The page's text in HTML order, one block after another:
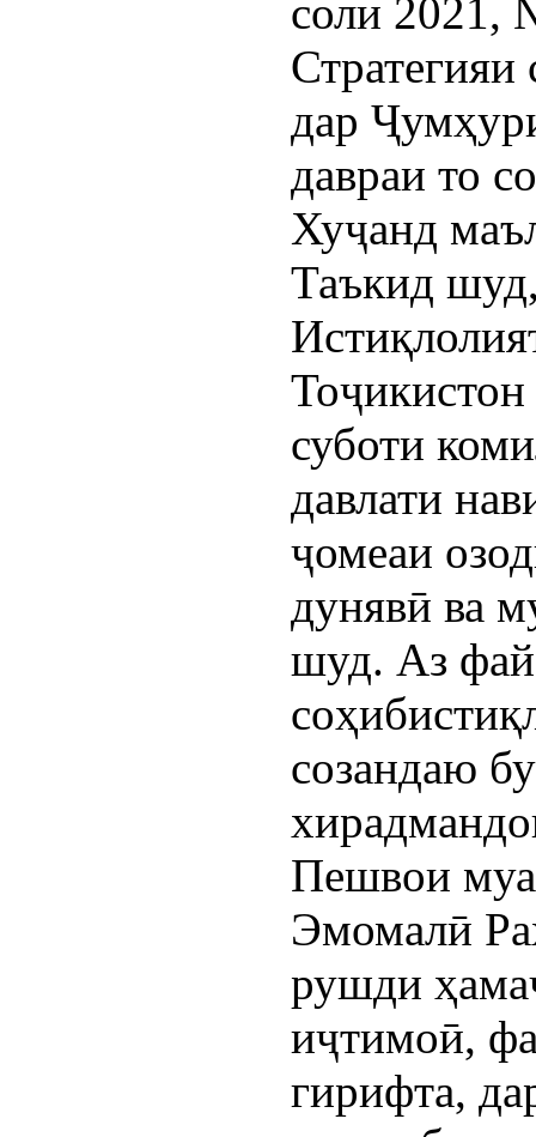
соли 2021,
Стратегияи
дар
давраи то
Хуҷанд
Таъкид
суботи
давлати
ҷомеаи
дунявӣ ва
шуд. Аз
созандаю
Пешвои
Эмомалӣ
рушди
иҷтимоӣ,
гирифта,